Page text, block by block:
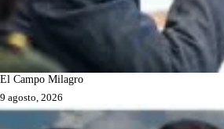
El Campo Milagro
9 agosto, 2026